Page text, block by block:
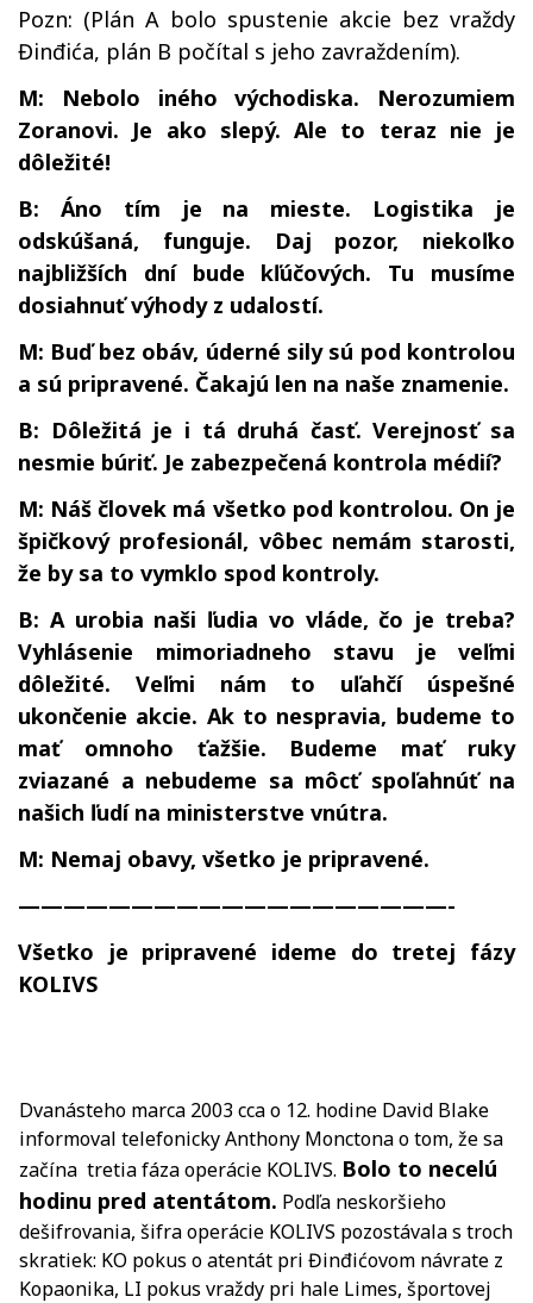
Pozn: (Plán A bolo spustenie akcie bez vraždy
Đinđića, plán B počítal s jeho zavraždením).
M: Nebolo iného východiska. Nerozumiem
Zoranovi. Je ako slepý. Ale to teraz nie je
dôležité!
B: Áno tím je na mieste. Logistika je
odskúšaná, funguje. Daj pozor, niekoľko
najbližších dní bude kľúčových. Tu musíme
dosiahnuť výhody z udalostí.
M: Buď bez obáv, úderné sily sú pod kontrolou
a sú pripravené. Čakajú len na naše znamenie.
B: Dôležitá je i tá druhá časť. Verejnosť sa
nesmie búriť. Je zabezpečená kontrola médií?
M: Náš človek má všetko pod kontrolou. On je
špičkový profesionál, vôbec nemám starosti,
že by sa to vymklo spod kontroly.
B: A urobia naši ľudia vo vláde, čo je treba?
Vyhlásenie mimoriadneho stavu je veľmi
dôležité. Veľmi nám to uľahčí úspešné
ukončenie akcie. Ak to nespravia, budeme to
mať omnoho ťažšie. Budeme mať ruky
zviazané a nebudeme sa môcť spoľahnúť na
našich ľudí na ministerstve vnútra.
M: Nemaj obavy, všetko je pripravené.
———————————————————-
Všetko je pripravené ideme do tretej fázy
KOLIVS
Dvanásteho marca 2003 cca o 12. hodine David Blake
informoval telefonicky Anthony Monctona o tom, že sa
začína tretia fáza operácie KOLIVS. Bolo to necelú
hodinu pred atentátom. Podľa neskoršieho
dešifrovania, šifra operácie KOLIVS pozostávala s troch
skratiek: KO pokus o atentát pri Đinđićovom návrate z
Kopaonika, LI pokus vraždy pri hale Limes, športovej